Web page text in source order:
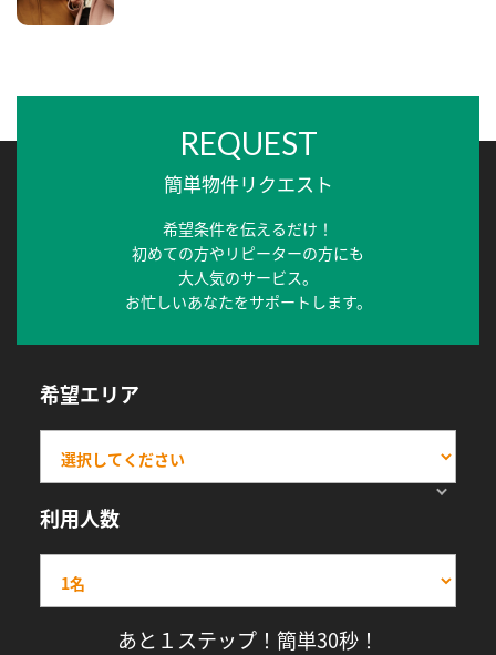
REQUEST
簡単物件リクエスト
希望条件を伝えるだけ！
初めての方やリピーターの方にも
大人気のサービス。
お忙しいあなたをサポートします。
希望エリア
利用人数
あと１ステップ！簡単30秒！